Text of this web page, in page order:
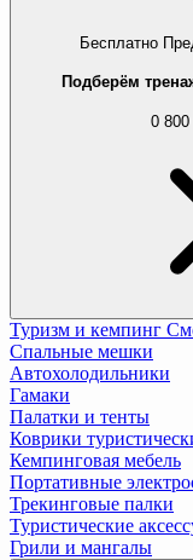
Бесплатно
Подберём
0 800
Туризм и кемпинг
Спальные мешки
Автохолодильники
Гамаки
Палатки и тенты
Коврики
Кемпинговая мебель
Портативные
Трекинговые палки
Туристические
Грили и мангалы